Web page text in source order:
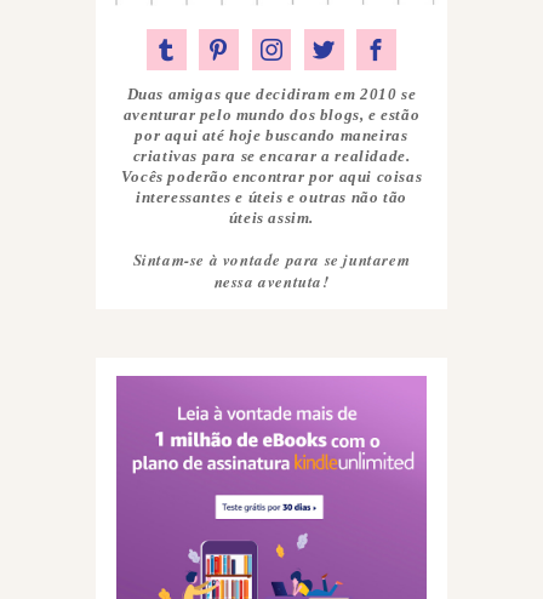
Duas amigas que decidiram em 2010 se
aventurar pelo mundo dos blogs, e estão
por aqui até hoje buscando maneiras
criativas para se encarar a realidade.
Vocês poderão encontrar por aqui coisas
interessantes e úteis e outras não tão
úteis assim.
Sintam-se à vontade para se juntarem
nessa aventuta!